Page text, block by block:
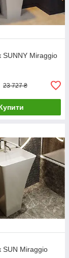
SUNNY Miraggio
23 727 ₴
SUN Miraggio